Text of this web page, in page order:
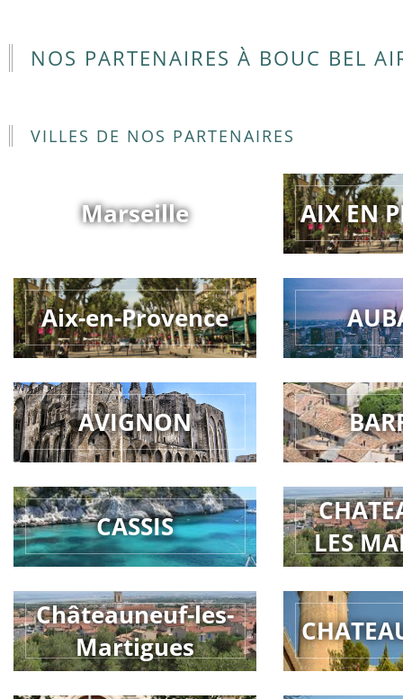
NOS PARTENAIRES À BOUC BEL
VILLES DE NOS PARTENAIRES
Marseille AIX EN
Aix-en-Provence
AVIGNON
CASSIS
LES
Châteauneuf-les-
Martigues